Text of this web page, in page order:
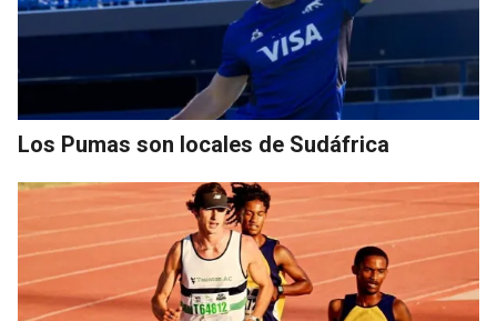
Los Pumas son locales de Sudáfrica